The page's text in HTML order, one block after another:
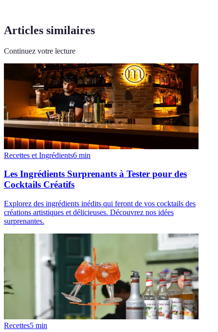
Articles similaires
Continuez votre lecture
Recettes et Ingrédients6 min
Les Ingrédients Surprenants à Tester pour des
Cocktails Créatifs
Explorez des ingrédients inédits qui feront de vos cocktails des
créations artistiques et délicieuses. Découvrez nos idées
surprenantes.
Recettes5 min